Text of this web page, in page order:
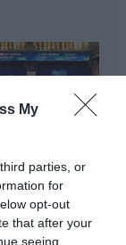
My
parties, or
for
opt-out
that after your
seeing